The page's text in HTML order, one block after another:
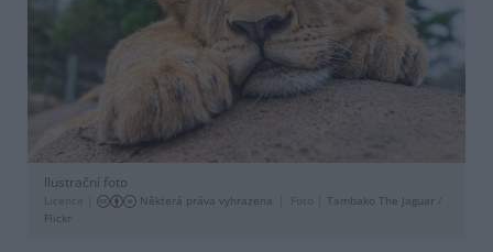
Ilustrační foto
Licence | Některá práva vyhrazena Foto | Tambako The Jaguar
Flickr